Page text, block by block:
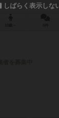
しばらく表示しな